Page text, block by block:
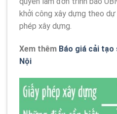
khởi công xây dựng theo dự
phép xây dựng.
Xem thêm Báo giá cải tạo
Nội